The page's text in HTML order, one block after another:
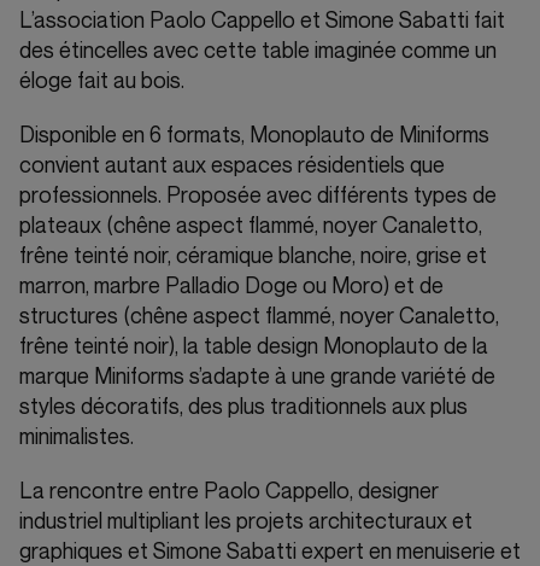
L’association Paolo Cappello et Simone Sabatti fait
des étincelles avec cette table imaginée comme un
éloge fait au bois.
Disponible en 6 formats, Monoplauto de Miniforms
convient autant aux espaces résidentiels que
professionnels. Proposée avec différents types de
plateaux (chêne aspect flammé, noyer Canaletto,
frêne teinté noir, céramique blanche, noire, grise et
marron, marbre Palladio Doge ou Moro) et de
structures (chêne aspect flammé, noyer Canaletto,
frêne teinté noir), la table design Monoplauto de la
marque Miniforms s’adapte à une grande variété de
styles décoratifs, des plus traditionnels aux plus
minimalistes.
La rencontre entre Paolo Cappello, designer
industriel multipliant les projets architecturaux et
graphiques et Simone Sabatti expert en menuiserie et